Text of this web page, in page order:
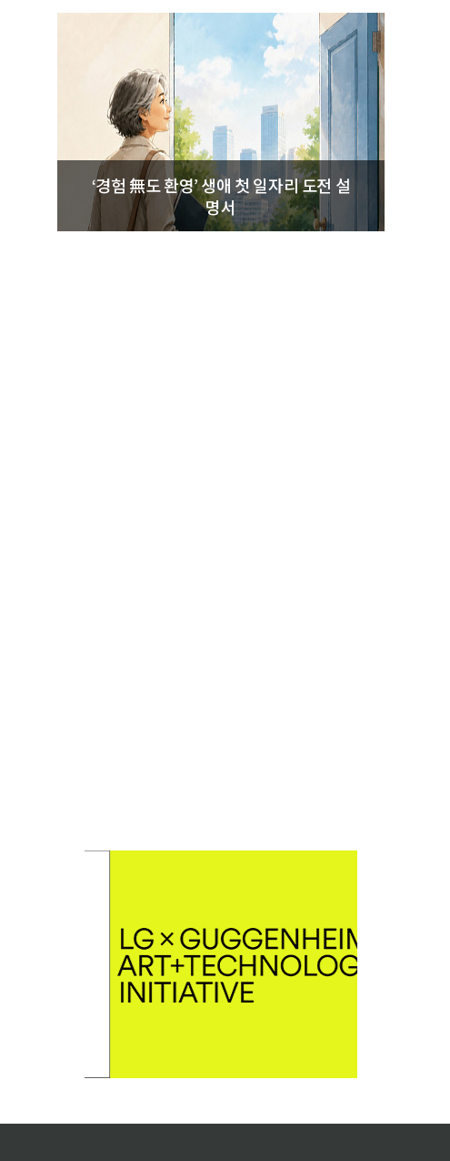
‘경험 無도 환영’ 생애 첫 일자리 도전 설
명서